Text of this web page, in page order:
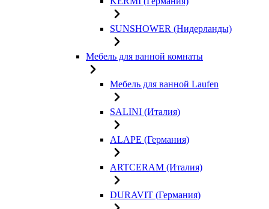
SUNSHOWER (Нидерланды)
Мебель для ванной комнаты
Мебель для ванной Laufen
SALINI (Италия)
ALAPE (Германия)
ARTCERAM (Италия)
DURAVIT (Германия)